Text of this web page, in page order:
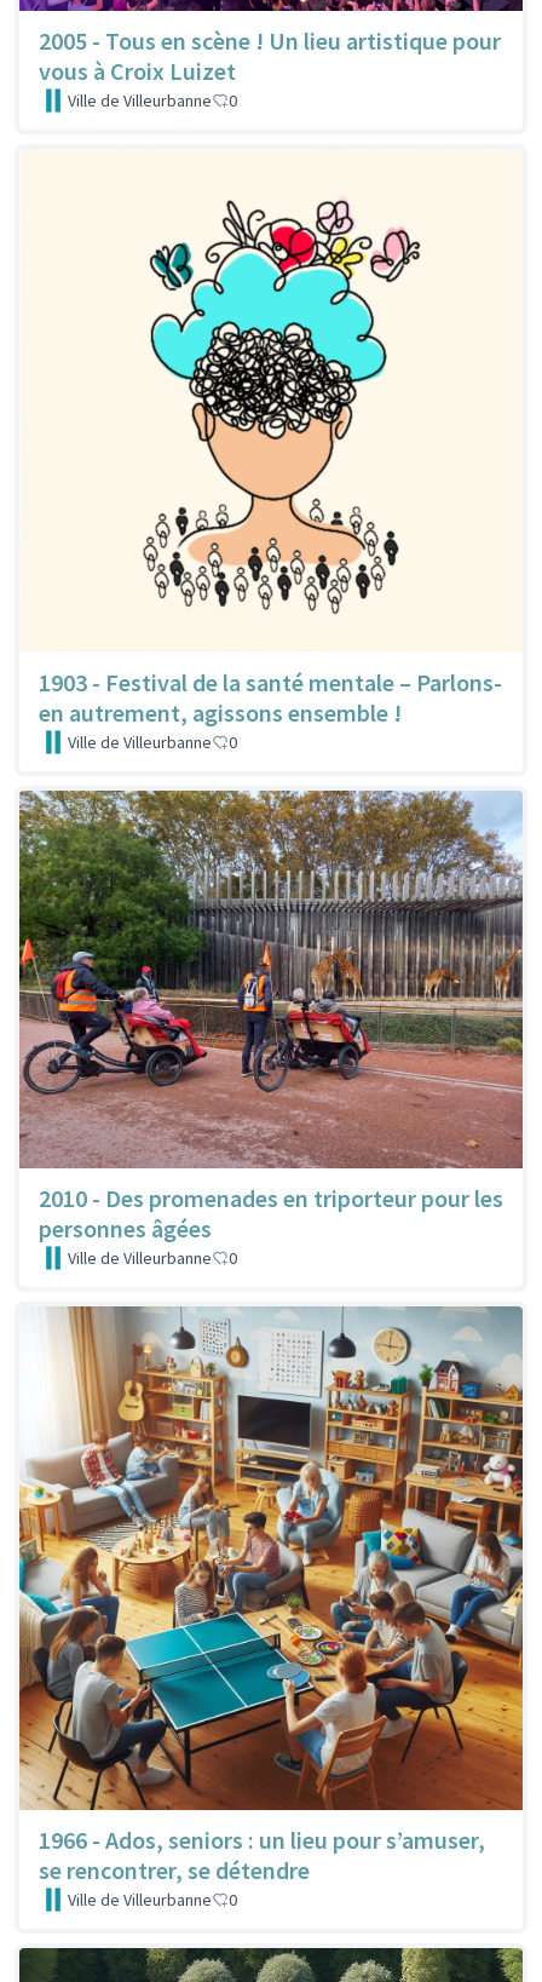
2005 - Tous en scène ! Un lieu artistique pour
vous à Croix Luizet
Ville de Villeurbanne 0
1903 - Festival de la santé mentale – Parlons-
en autrement, agissons ensemble !
Ville de Villeurbanne 0
2010 - Des promenades en triporteur pour les
personnes âgées
Ville de Villeurbanne 0
1966 - Ados, seniors : un lieu pour s’amuser,
se rencontrer, se détendre
Ville de Villeurbanne 0